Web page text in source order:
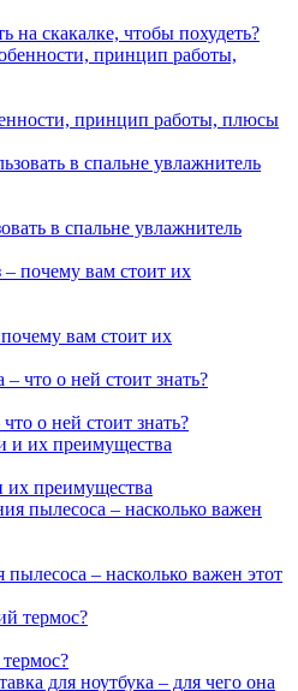
на скакалке, чтобы похудеть?
принцип работы, плюсы
в спальне увлажнитель
вам стоит их
о ней стоит знать?
преимущества
– насколько важен этот